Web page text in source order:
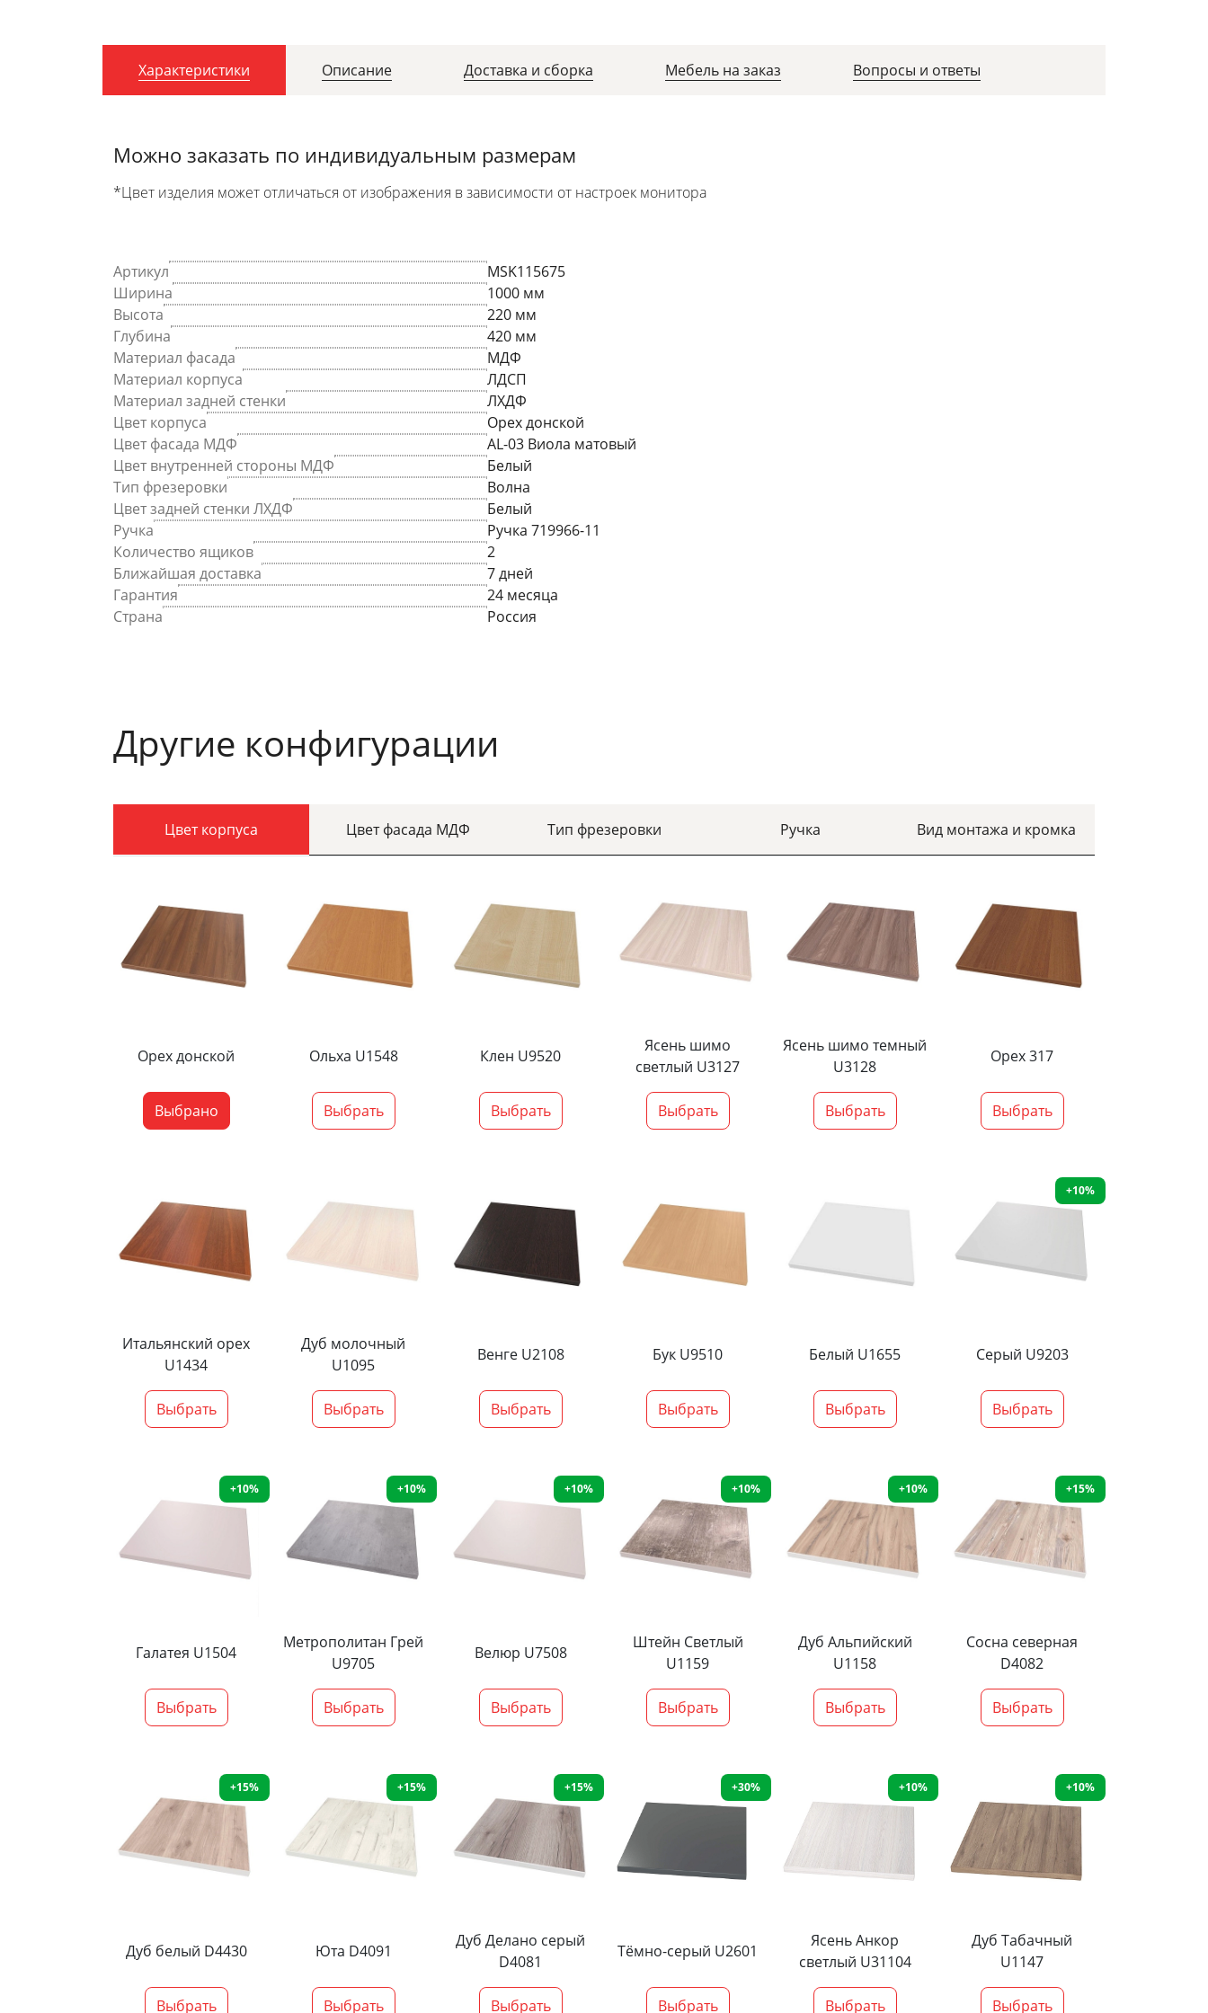
Характеристики Описание Доставка и сборка Мебель на заказ Вопросы и ответы
Можно заказать по индивидуальным размерам
*Цвет изделия может отличаться от изображения в зависимости от настроек монитора
Артикул
MSK115675
Ширина
1000 мм
Высота
220 мм
Глубина
420 мм
Материал фасада
МДФ
Материал корпуса
ЛДСП
Материал задней стенки
ЛХДФ
Цвет корпуса
Орех донской
Цвет фасада МДФ
AL-03 Виола матовый
Цвет внутренней стороны МДФ
Белый
Тип фрезеровки
Волна
Цвет задней стенки ЛХДФ
Белый
Ручка
Ручка 719966-11
Количество ящиков
2
Ближайшая доставка
7 дней
Гарантия
24 месяца
Страна
Россия
Другие конфигурации
Цвет корпуса Цвет фасада МДФ Тип фрезеровки Ручка Вид монтажа и кромка
Орех донской
Выбрано
Ольха U1548
Выбрать
Клен U9520
Выбрать
Ясень шимо
светлый U3127
Выбрать
Ясень шимо темный
U3128
Выбрать
Орех 317
Выбрать
Итальянский орех
U1434
Выбрать
Дуб молочный
U1095
Выбрать
Венге U2108
Выбрать
Бук U9510
Выбрать
Белый U1655
Выбрать
+10%
Серый U9203
Выбрать
+10%
Галатея U1504
Выбрать
+10%
Метрополитан Грей
U9705
Выбрать
+10%
Велюр U7508
Выбрать
+10%
Штейн Светлый
U1159
Выбрать
+10%
Дуб Альпийский
U1158
Выбрать
+15%
Сосна северная
D4082
Выбрать
+15%
Дуб белый D4430
Выбрать
+15%
Юта D4091
Выбрать
+15%
Дуб Делано серый
D4081
Выбрать
+30%
Тёмно-серый U2601
Выбрать
+10%
Ясень Анкор
светлый U31104
Выбрать
+10%
Дуб Табачный
U1147
Выбрать